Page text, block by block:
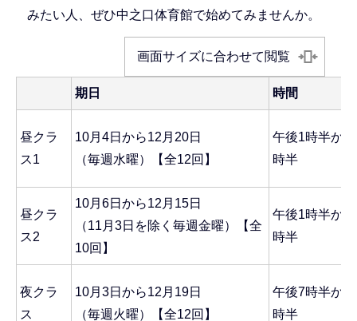
みたい人、ぜひ中之口体育館で始めてみませんか。
画面サイズに合わせて閲覧
期日 時間
昼クラ
ス1
10月4日から12月20日
（毎週水曜）【全12回】
午後1時半か
時半
昼クラ
ス2
10月6日から12月15日
（11月3日を除く毎週金曜）【全
10回】
午後1時半か
時半
夜クラ
ス
10月3日から12月19日
（毎週火曜）【全12回】
午後7時半か
時半